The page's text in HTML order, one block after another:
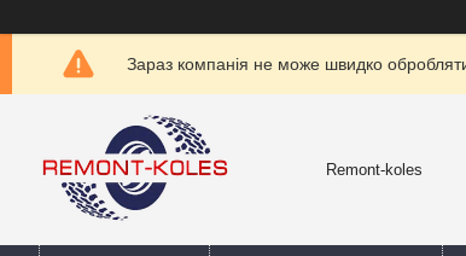
Зараз компанія не може швидко
Remont-koles